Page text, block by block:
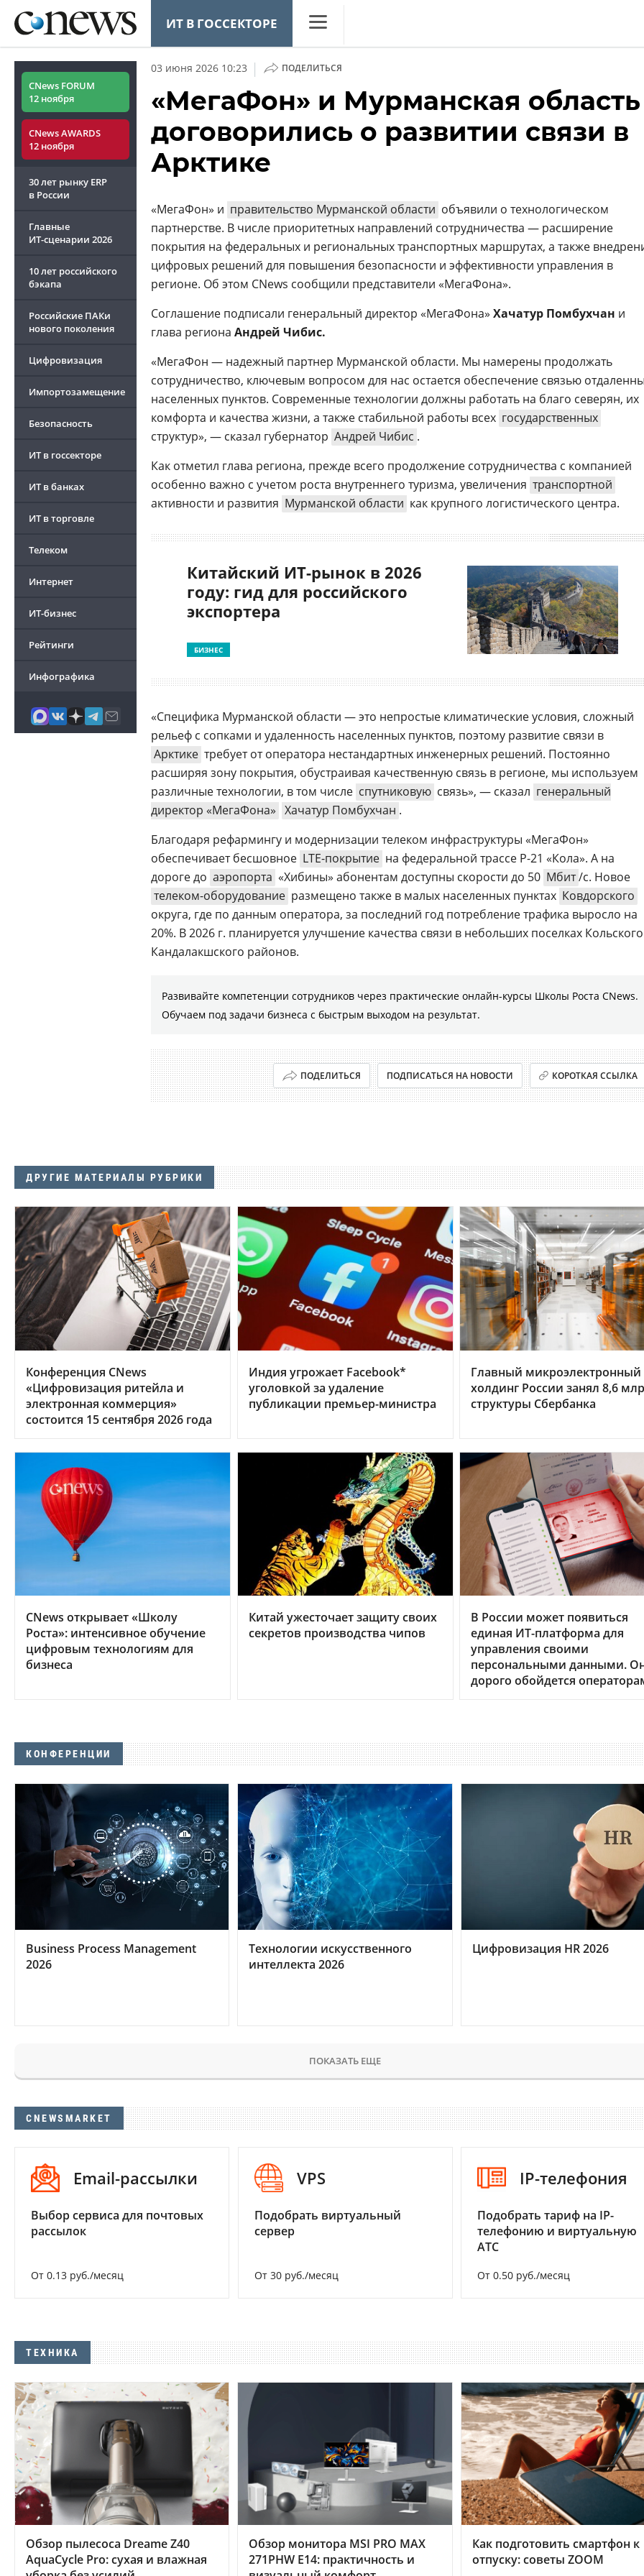
ИТ В ГОССЕКТОРЕ
Конференции
Маркет
CNews FORUM
12 ноября
CNews AWARDS
12 ноября
30 лет рынку ERP
в России
Главные
ИТ-сценарии 2026
10 лет российского
бэкапа
Российские ПАКи
нового поколения
Цифровизация
Импортозамещение
Безопасность
ИТ в госсекторе
ИТ в банках
ИТ в торговле
Телеком
Интернет
ИТ-бизнес
Рейтинги
Инфографика
03 июня 2026 10:23 | ПОДЕЛИТЬСЯ
«МегаФон» и Мурманская область
договорились о развитии связи в
Арктике
«МегаФон» и правительство Мурманской области объявили о технологическом
партнерстве. В числе приоритетных направлений сотрудничества — расширение
покрытия на федеральных и региональных транспортных маршрутах, а также
цифровых решений для повышения безопасности и эффективности управления в
регионе. Об этом CNews сообщили представители «МегаФона».
Соглашение подписали генеральный директор «МегаФона» Хачатур Помбухчан и
глава региона Андрей Чибис.
«МегаФон — надежный партнер Мурманской области. Мы намерены продолжать
сотрудничество, ключевым вопросом для нас остается обеспечение связью
населенных пунктов. Современные технологии должны работать на благо северян, их
комфорта и качества жизни, а также стабильной работы всех государственных
структур», — сказал губернатор Андрей Чибис .
Как отметил глава региона, прежде всего продолжение сотрудничества с компанией
особенно важно с учетом роста внутреннего туризма, увеличения транспортной
активности и развития Мурманской области как крупного логистического центра.
Китайский ИТ-рынок в 2026
году: гид для российского
экспортера
БИЗНЕС
«Специфика Мурманской области — это непростые климатические условия, сложный
рельеф с сопками и удаленность населенных пунктов, поэтому развитие связи в
Арктике требует от оператора нестандартных инженерных решений. Постоянно
расширяя зону покрытия, обустраивая качественную связь в регионе, мы используем
различные технологии, в том числе спутниковую связь», — сказал генеральный
директор «МегаФона» Хачатур Помбухчан .
Благодаря рефармингу и модернизации телеком инфраструктуры «МегаФон»
обеспечивает бесшовное LTE-покрытие на федеральной трассе Р-21 «Кола». А на
дороге до аэропорта «Хибины» абонентам доступны скорости до 50 Мбит/с. Новое
телеком-оборудование размещено также в малых населенных пунктах Ковдорского
округа, где по данным оператора, за последний год потребление трафика выросло на
20%. В 2026 г. планируется улучшение качества связи в небольших поселках
Кандалакшского районов.
Развивайте компетенции сотрудников через практические онлайн-курсы Школы Роста CNews.
Обучаем под задачи бизнеса с быстрым выходом на результат.
ПОДЕЛИТЬСЯ ПОДПИСАТЬСЯ НА НОВОСТИ КОРОТКАЯ ССЫЛКА
ДРУГИЕ МАТЕРИАЛЫ РУБРИКИ
Конференция CNews
«Цифровизация ритейла и
электронная коммерция»
состоится 15 сентября 2026 года
Индия угрожает Facebook*
уголовкой за удаление
публикации премьер-министра
Главный микроэлектронный
холдинг России занял 8,6
структуры Сбербанка
CNews открывает «Школу
Роста»: интенсивное обучение
цифровым технологиям для
бизнеса
Китай ужесточает защиту своих
секретов производства чипов
В России может появиться
единая ИТ-платформа для
управления своими
персональными данными.
дорого обойдется
КОНФЕРЕНЦИИ
Business Process Management
2026
Технологии искусственного
интеллекта 2026
Цифровизация HR 2026
ПОКАЗАТЬ ЕЩЕ
CNEWSMARKET
Email-рассылки
Выбор сервиса для почтовых
рассылок
От 0.13 руб./месяц
VPS
Подобрать виртуальный
сервер
От 30 руб./месяц
IP-телефония
Подобрать тариф на IP-
телефонию и виртуальную
АТС
От 0.50 руб./месяц
ТЕХНИКА
Обзор пылесоса Dreame Z40
AquaCycle Pro: сухая и влажная
Обзор монитора MSI PRO MAX
271PHW E14: практичность и
Как подготовить смартфон к
отпуску: советы ZOOM
ОБЗОР
Цифровизация ритейла 2026
CNEWS TV
как начать дружить на благо бизнеса
ОБЗОР
Электронный документооборот